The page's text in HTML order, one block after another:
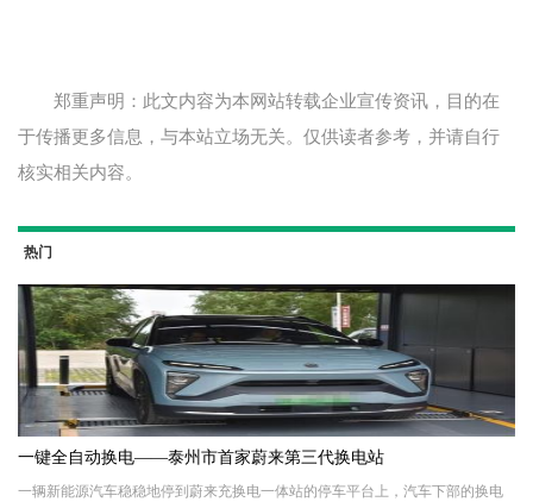
郑重声明：此文内容为本网站转载企业宣传资讯，目的在
于传播更多信息，与本站立场无关。仅供读者参考，并请自行
核实相关内容。
热门
一键全自动换电——泰州市首家蔚来第三代换电站
一辆新能源汽车稳稳地停到蔚来充换电一体站的停车平台上，汽车下部的换电